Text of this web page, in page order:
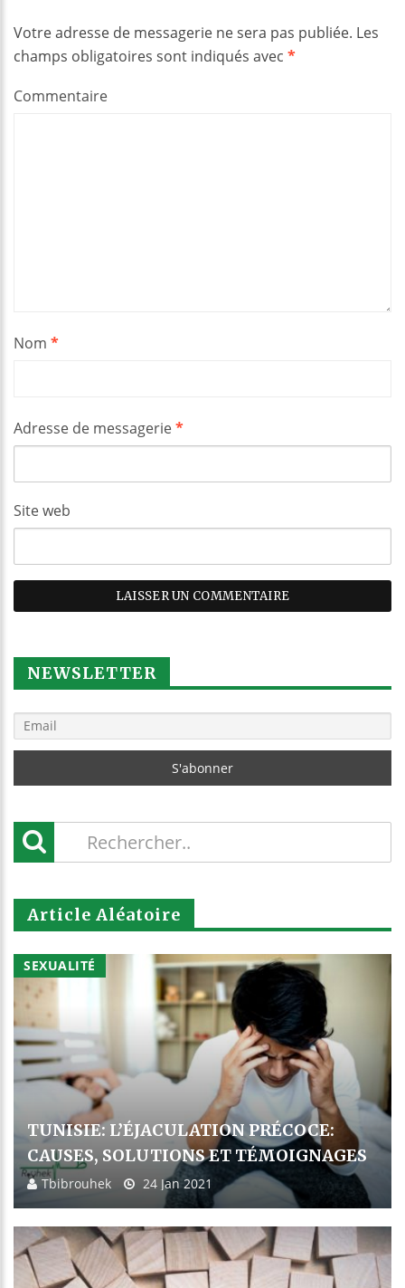
Votre adresse de messagerie ne sera pas publiée. Les
champs obligatoires sont indiqués avec *
Commentaire
Nom *
Adresse de messagerie*
Site web
NEWSLETTER
Article Aléatoire
SEXUALITÉ
TUNISIE: L’ÉJACULATION PRÉCOCE:
CAUSES, SOLUTIONS ET TÉMOIGNAGES
Tbibrouhek 24 Jan 2021